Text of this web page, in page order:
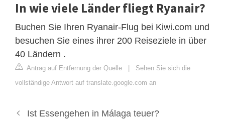
In wie viele Länder fliegt Ryanair?
Buchen Sie Ihren Ryanair-Flug bei Kiwi.com und
besuchen Sie eines ihrer 200 Reiseziele in über
40 Ländern .
Antrag auf Entfernung der Quelle | Sehen Sie sich die
vollständige Antwort auf translate.google.com an
Ist Essengehen in Málaga teuer?